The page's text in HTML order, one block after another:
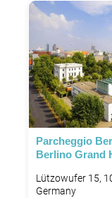
Parcheggio
Berlino Grand
Lützowufer 15,
Germany